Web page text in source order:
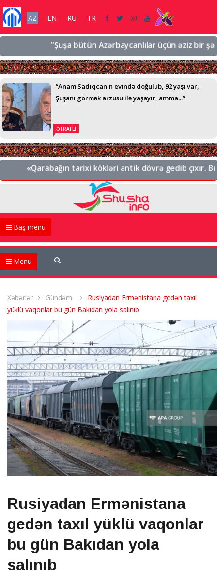
AZ EN RU TR
"Şuşa bütün Azərbaycanlılar üçün əziz bir
“Anam Sadıqcanın evində doğulub, 92 yaşı var,
Şuşanı görmək arzusu ilə yaşayır, amma...”
ƏTRAFLI
«Qarabağın tarixi kökləri antik dövrə gedib çıxır.
Baş menu
Menu
Xəbərlər Gündəm
Rusiyadan Ermənistana gedən taxıl
yüklü vaqonlar bu gün Bakıdan yola salınıb
Rusiyadan Ermənistana
gedən taxıl yüklü vaqonlar
bu gün Bakıdan yola
salınıb